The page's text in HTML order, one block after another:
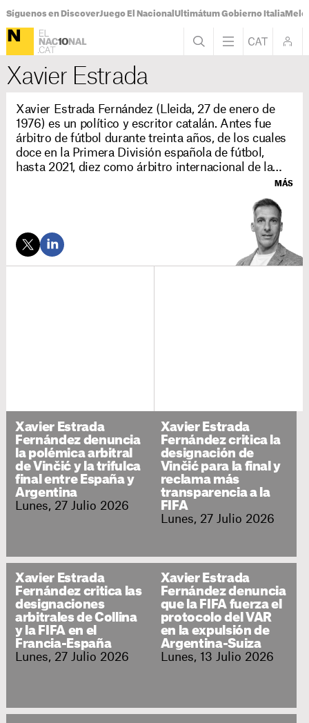
Síguenos en DiscoverJuego El Nacional Ultimátum Gobierno Italia
Xavier Estrada
Xavier Estrada Fernández (Lleida, 27 de enero de
1976) es un político y escritor catalán. Antes fue
árbitro de fútbol durante treinta años, de los cuales
doce en la Primera División española de fútbol,
hasta 2021, diez como árbitro internacional de la
FIFA, y luego árbitro asistente de vídeo durante dos
MÁS
Xavier Estrada
Fernández denuncia
la polémica arbitral
de Vinčić y la trifulca
final entre España y
Argentina
Lunes, 27 Julio 2026
Xavier Estrada
Fernández critica la
designación de
Vinčić para la final y
reclama más
transparencia a la
FIFA
Lunes, 27 Julio 2026
Xavier Estrada
Fernández critica las
designaciones
arbitrales de Collina
y la FIFA en el
Francia-España
Lunes, 27 Julio 2026
Xavier Estrada
Fernández denuncia
que la FIFA fuerza el
protocolo del VAR
en la expulsión de
Argentina-Suiza
Lunes, 13 Julio 2026